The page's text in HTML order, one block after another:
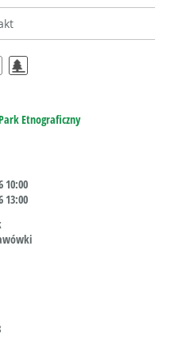
Etnograficzny
10:00
13:00